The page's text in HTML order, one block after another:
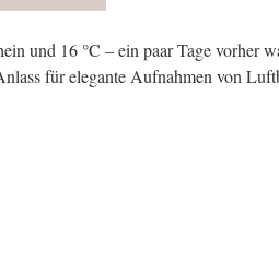
und 16 °C – ein paar Tage vor­her
für ele­gan­te Auf­nah­men von